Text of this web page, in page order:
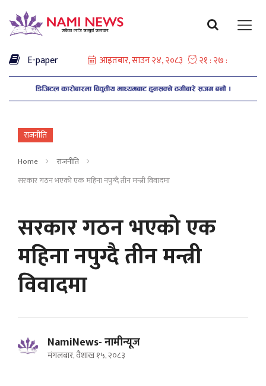
E-paper
राजनीति
Home
राजनीति
सरकार गठन भएको एक महिना नपुग्दै तीन मन्त्री विवादमा
सरकार गठन भएको एक
महिना नपुग्दै तीन मन्त्री
विवादमा
NamiNews- नामीन्यूज
मंगलबार, वैशाख १५, २०८३